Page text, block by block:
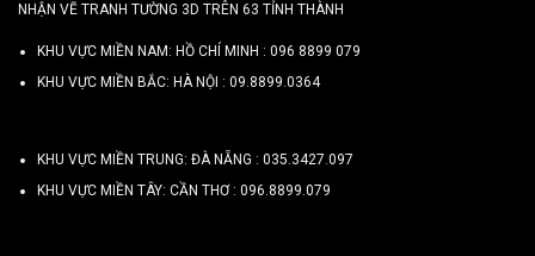
NHẬN VẼ TRANH TƯỜNG 3D TRÊN 63 TỈNH THÀNH
KHU VỰC MIỀN NAM: HỒ CHÍ MINH : 096 8899 079
KHU VỰC MIỀN BẮC: HÀ NỘI : 09.8899.0364
KHU VỰC MIỀN TRUNG: ĐÀ NẴNG : 035.3427.097
KHU VỰC MIỀN TÂY: CẦN THƠ : 096.8899.079